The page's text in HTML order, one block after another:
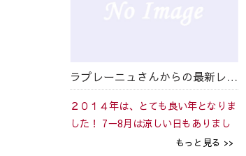
ラプレーニュさんからの最新レポート
２０１４年は、とても良い年となりま
した！ 7－8月は涼しい日もありまし
たが、9月になってからの好天気のお
もっと見る >>